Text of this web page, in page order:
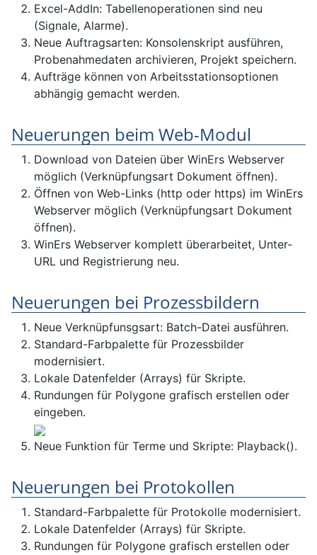
Excel-AddIn: Tabellenoperationen sind neu
(Signale, Alarme).
Neue Auftragsarten: Konsolenskript ausführen,
Probenahmedaten archivieren, Projekt speichern.
Aufträge können von Arbeitsstationsoptionen
abhängig gemacht werden.
Neuerungen beim Web-Modul
Download von Dateien über WinErs Webserver
möglich (Verknüpfungsart Dokument öffnen).
Öffnen von Web-Links (http oder https) im WinErs
Webserver möglich (Verknüpfungsart Dokument
öffnen).
WinErs Webserver komplett überarbeitet, Unter-
URL und Registrierung neu.
Neuerungen bei Prozessbildern
Neue Verknüpfunsgsart: Batch-Datei ausführen.
Standard-Farbpalette für Prozessbilder
modernisiert.
Lokale Datenfelder (Arrays) für Skripte.
Rundungen für Polygone grafisch erstellen oder
eingeben.
Neue Funktion für Terme und Skripte: Playback().
Neuerungen bei Protokollen
Standard-Farbpalette für Protokolle modernisiert.
Lokale Datenfelder (Arrays) für Skripte.
Rundungen für Polygone grafisch erstellen oder